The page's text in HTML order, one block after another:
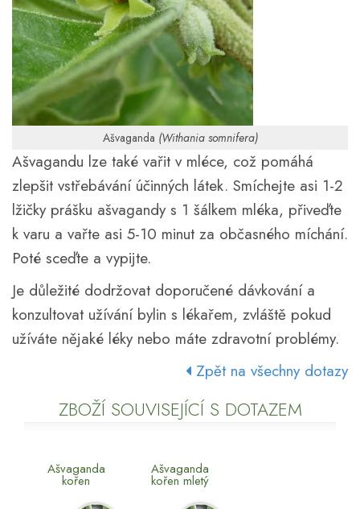
Ašvaganda (Withania somnifera)
Ašvagandu lze také vařit v mléce, což pomáhá
zlepšit vstřebávání účinných látek. Smíchejte asi 1-2
lžičky prášku ašvagandy s 1 šálkem mléka, přiveďte
k varu a vařte asi 5-10 minut za občasného míchání.
Poté sceďte a vypijte.
Je důležité dodržovat doporučené dávkování a
konzultovat užívání bylin s lékařem, zvláště pokud
užíváte nějaké léky nebo máte zdravotní problémy.
Zpět na všechny dotazy
ZBOŽÍ SOUVISEJÍCÍ S DOTAZEM
Ašvaganda
kořen
Ašvaganda
kořen mletý